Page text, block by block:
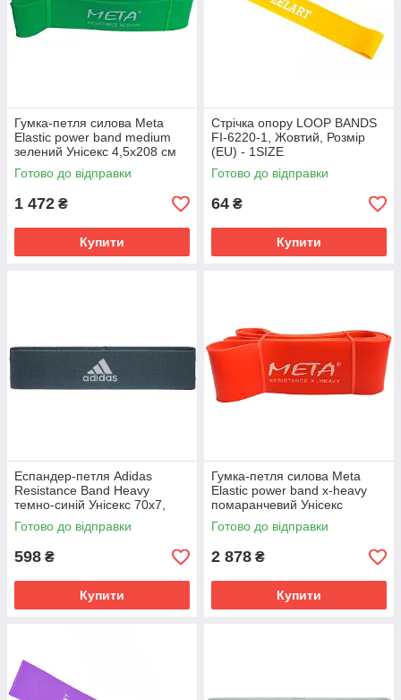
Гумка-петля силова Meta
Elastic power band medium
зелений Унісекс 4,5х208 см
4003000502
Готово до відправки
1 472 ₴
Купити
Стрічка опору LOOP BANDS
FI-6220-1, Жовтий, Розмір
(EU) - 1SIZE
Готово до відправки
64 ₴
Купити
Еспандер-петля Adidas
Resistance Band Heavy
темно-синій Унісекс 70х7,
6х0, 5 ADTB-10705BL
Готово до відправки
598 ₴
Купити
Гумка-петля силова Meta
Elastic power band x-heavy
помаранчевий Унісекс
8,3х208 см 4003000504
Готово до відправки
2 878 ₴
Купити